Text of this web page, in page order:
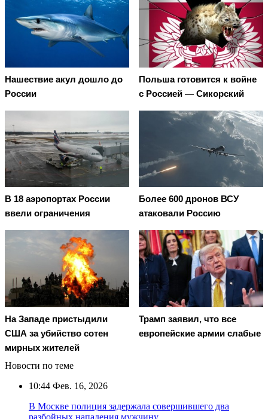
Нашествие акул дошло до
России
Польша готовится к войне
с Россией — Сикорский
В 18 аэропортах России
ввели ограничения
Более 600 дронов ВСУ
атаковали Россию
На Западе пристыдили
США за убийство сотен
мирных жителей
Трамп заявил, что все
европейские армии слабые
Новости по теме
10:44 Фев. 16, 2026
В Москве полиция задержала совершившего два
разбойных нападения мужчину